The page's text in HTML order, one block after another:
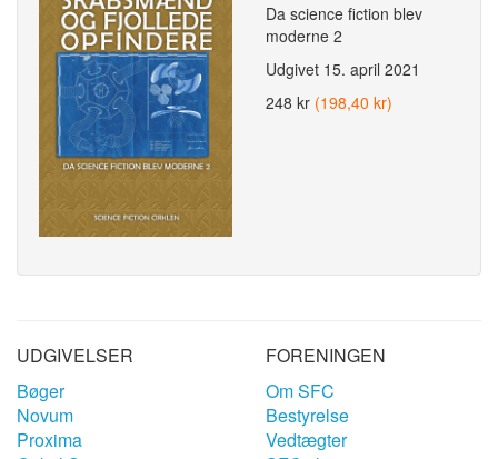
Da science fiction blev
moderne 2
Udgivet 15. april 2021
248 kr (198,40 kr)
UDGIVELSER
Bøger
Novum
Proxima
FORENINGEN
Om SFC
Bestyrelse
Vedtægter